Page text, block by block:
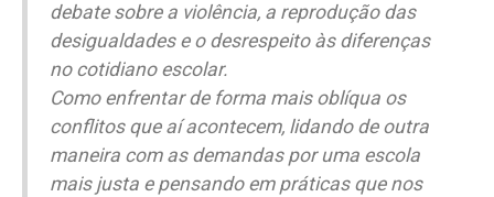
debate sobre a violência, a reprodução das
desigualdades e o desrespeito às diferenças
no cotidiano escolar.
Como enfrentar de forma mais oblíqua os
conflitos que aí acontecem, lidando de outra
maneira com as demandas por uma escola
mais justa e pensando em práticas que nos